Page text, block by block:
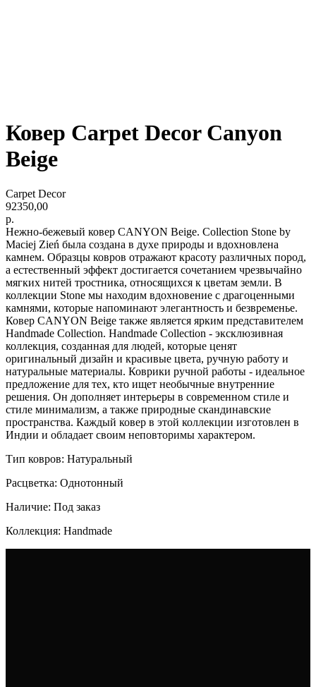
Ковер Carpet Decor Canyon
Beige
Carpet Decor
92350,00
р.
Нежно-бежевый ковер CANYON Beige. Collection Stone by
Maciej Zień была создана в духе природы и вдохновлена ​​
камнем. Образцы ковров отражают красоту различных пород,
а естественный эффект достигается сочетанием чрезвычайно
мягких нитей тростника, относящихся к цветам земли. В
коллекции Stone мы находим вдохновение с драгоценными
камнями, которые напоминают элегантность и безвременье.
Ковер CANYON Beige также является ярким представителем
Handmade Collection. Handmade Collection - эксклюзивная
коллекция, созданная для людей, которые ценят
оригинальный дизайн и красивые цвета, ручную работу и
натуральные материалы. Коврики ручной работы - идеальное
предложение для тех, кто ищет необычные внутренние
решения. Он дополняет интерьеры в современном стиле и
стиле минимализм, а также природные скандинавские
пространства. Каждый ковер в этой коллекции изготовлен в
Индии и обладает своим неповторимы характером.
Тип ковров: Натуральный
Расцветка: Однотонный
Наличие: Под заказ
Коллекция: Handmade